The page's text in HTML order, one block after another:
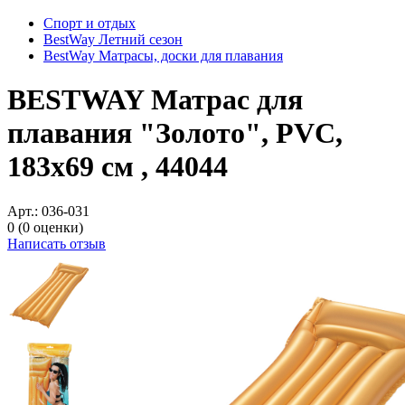
Спорт и отдых
BestWay Летний сезон
BestWay Матрасы, доски для плавания
BESTWAY Матрас для
плавания "Золото", PVC,
183х69 см , 44044
Арт.: 036-031
0 (0 оценки)
Написать отзыв